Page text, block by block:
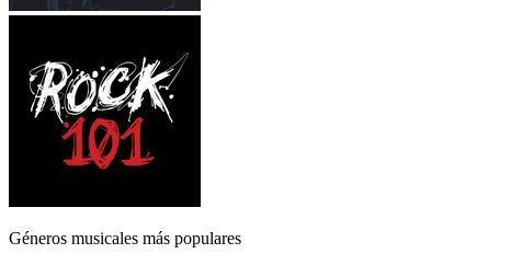
Géneros musicales más populares